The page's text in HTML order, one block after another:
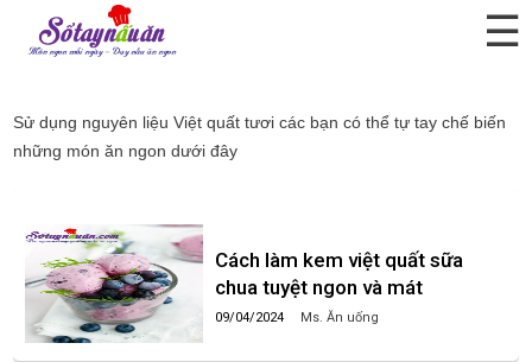
☰
Sử dụng nguyên liệuViệt quất tươi các bạn có thể tự tay chế biến
những món ăn ngon dưới đây
Cách làm kem việt quất sữa
chua tuyệt ngon và mát
09/04/2024 Ms. Ăn uống